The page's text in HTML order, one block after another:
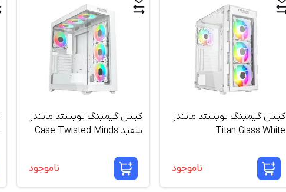
کیس گیمینگ تویستد مایندز
Titan Glass White
ناموجود
کیس گیمینگ تویستد مایندز
سفید Case Twisted Minds
ناموجود